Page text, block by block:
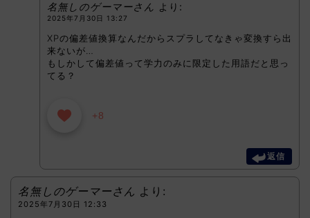
名無しのゲーマーさん より:
2025年7月30日 13:27
XPの偏差値換算なんだからスプラしてなきゃ変換すら出
来ないが…
もしかして偏差値って学力のみに限定した用語だと思っ
てる？
+8
返信
名無しのゲーマーさん より:
2025年7月30日 12:33